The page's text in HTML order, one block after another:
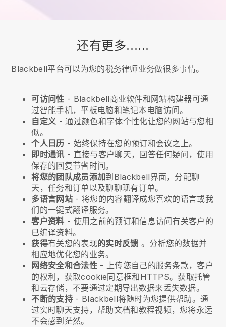
还有更多......
Blackbell平台可以为您的税务律师业务做很多事情。
可访问性 - Blackbell商业软件和网站构建器可通
过智能手机，平板电脑和笔记本电脑访问。
自定义 - 通过颜色和字体个性化让您的网站与您相
似。
个人日历 - 始终保持在您的预订和会议之上。
即时通讯 - 直接与客户聊天，回答任何疑问，使用
保存的回复节省时间。
将您的团队成员添加到 Blackbell界面，分配聊
天，任务和订单以及聊聊现有订单。
多语言网站 - 将您的内容翻译成您喜欢的语言或我
们的一键式翻译服务。
客户资料 - 使用之前的预订和信息访问有关客户的
已编译资料。
获得有关您的表现的实时反馈 。分析您的数据并
相应地优化您的业务。
网络安全和合法性- 上传您自己的服务条款，客户
的权利，获取cookie同意框和HTTPS。获取托管
和云存储，不要通过定期导出数据来丢失数据。
不断的支持 - Blackbell将随时为您提供帮助。通
过实时聊天支持，帮助文档和教程视频，您将永远
不会感到茫然。